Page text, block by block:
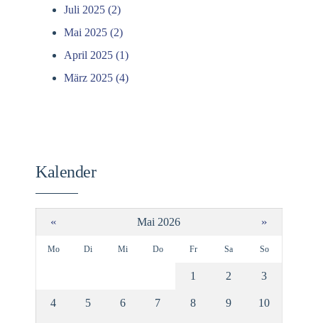
Juli 2025 (2)
Mai 2025 (2)
April 2025 (1)
März 2025 (4)
Kalender
« Mai 2026 »
Mo Di Mi Do Fr Sa So
1 2 3
4 5 6 7 8 9 10